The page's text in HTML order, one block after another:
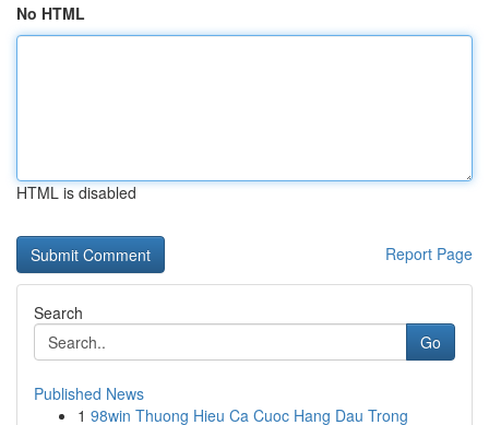
No HTML
HTML is disabled
Report Page
Search
Go
Published News
1 98win Thuong Hieu Ca Cuoc Hang Dau Trong